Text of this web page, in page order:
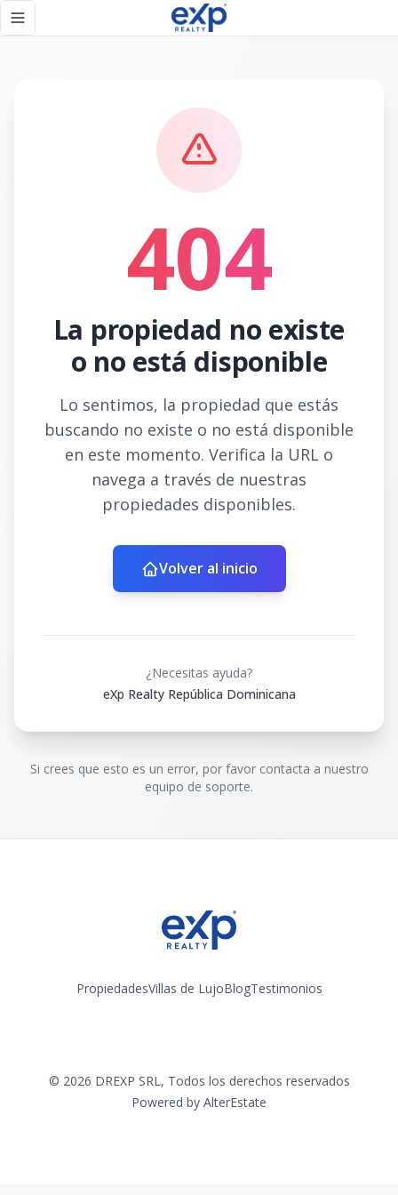
Toggle navigation menu
404
La propiedad no existe
o no está disponible
Lo sentimos, la propiedad que estás
buscando no existe o no está disponible
en este momento. Verifica la URL o
navega a través de nuestras
propiedades disponibles.
Volver al inicio
¿Necesitas ayuda?
eXp Realty República Dominicana
Si crees que esto es un error, por favor contacta a nuestro
equipo de soporte.
PropiedadesVillas de LujoBlogTestimonios
© 2026 DREXP SRL, Todos los derechos reservados
Powered by AlterEstate
Página no encontrada - eXp Realty República Dominicana